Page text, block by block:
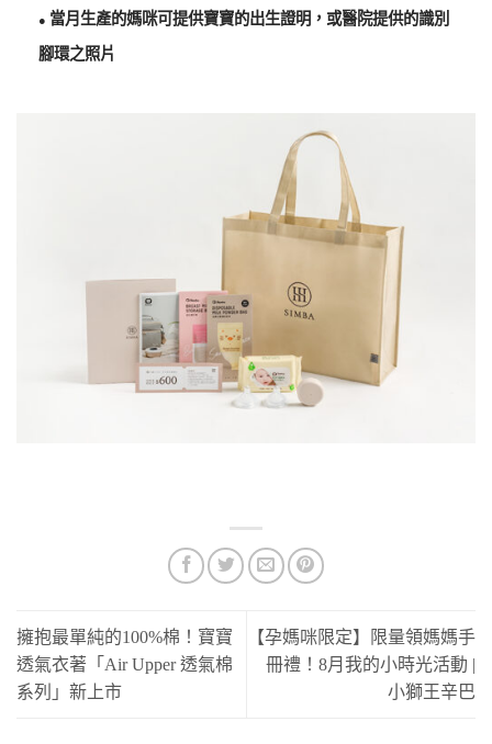
● 當月生產的媽咪可提供寶寶的出生證明，或醫院提供的識別
腳環之照片
擁抱最單純的100%棉！寶寶
透氣衣著「Air Upper 透氣棉
系列」新上市
【孕媽咪限定】限量領媽媽手
冊禮！8月我的小時光活動 |
小獅王辛巴